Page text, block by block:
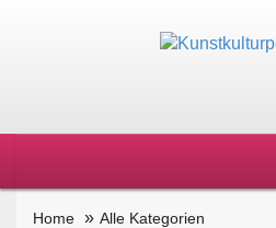
Home
Alle Kategorien